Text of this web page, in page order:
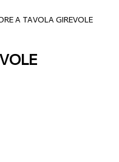
A TAVOLA GIREVOLE